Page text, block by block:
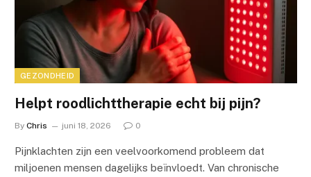
GEZONDHEID
Helpt roodlichttherapie echt bij pijn?
By Chris juni 18, 2026 0
Pijnklachten zijn een veelvoorkomend probleem dat
miljoenen mensen dagelijks beïnvloedt. Van chronische